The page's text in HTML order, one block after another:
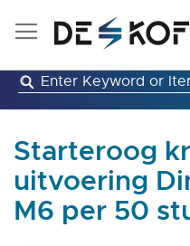
Starteroog
uitvoering
M6 per 50